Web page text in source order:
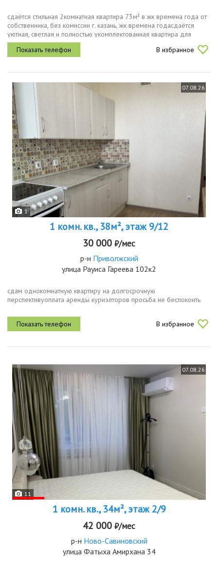
сдаётся стильная 2комнатная квартира 73м² в жк времена года от
собственника, без комиссии г. казань, жк времена годасдаётся
уютная, светлая и полностью укомплектованная квартира для
комфортного проживания на длительный срок. о квартире
площадь 73...
В избранное
07.08.26
1
1 комн. кв., 38м², этаж 9/12
30 000 ₽/мес
р-н Приволжский
улица Рауиса Гареева 102к2
сдам однокомнатную квартиру на долгосрочную
перспективуоплата аренды куриэлторов просьба не беспокоить
В избранное
07.08.26
11
1 комн. кв., 34м², этаж 2/9
42 000 ₽/мес
р-н Ново-Савиновский
улица Фатыха Амирхана 34